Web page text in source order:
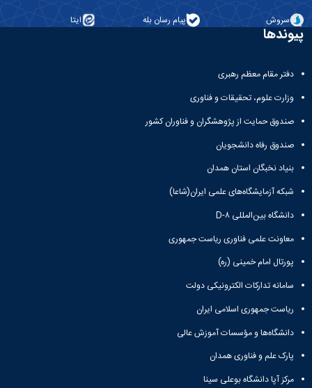
سروش پیام رسان بله ایتا
پیوندها
دفتر مقام معظم رهبری
وزارت علوم، تحقیقات و فناوری
صندوق حمایت از پژوهشگران و فناوران کشور
صندوق رفاه دانشجویان
بنیاد نخبگان استان همدان
شبکه آزمایشگاه‌های علمی ایران(شاعا)
دانشگاه بین‌المللی D-۸
معاونت علمی فناوری ریاست جمهوری
پورتال امام خمینی (ره)
سامانه تدارکات الکترونیکی دولت
ریاست جمهوری اسلامی ایران
دانشگاه‌ها و مؤسسات آموزش عالی
پارک علم و فناوری همدان
مرکز آپا دانشگاه بوعلی سینا